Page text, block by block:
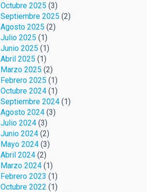
Octubre 2025 (3)
Septiembre 2025 (2)
Agosto 2025 (2)
Julio 2025 (1)
Junio 2025 (1)
Abril 2025 (1)
Marzo 2025 (2)
Febrero 2025 (1)
Octubre 2024(1)
Septiembre 2024(1)
Agosto 2024(3)
Julio 2024(3)
Junio 2024(2)
Mayo 2024(3)
Abril 2024(2)
Marzo 2024(1)
Febrero 2023 (1)
Octubre 2022 (1)